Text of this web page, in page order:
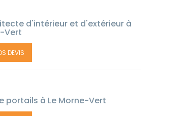
d'intérieur et d'extérieur à
Vert
DEVIS
portails à Le Morne-Vert